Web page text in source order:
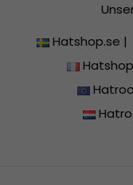
Hatshop.se |